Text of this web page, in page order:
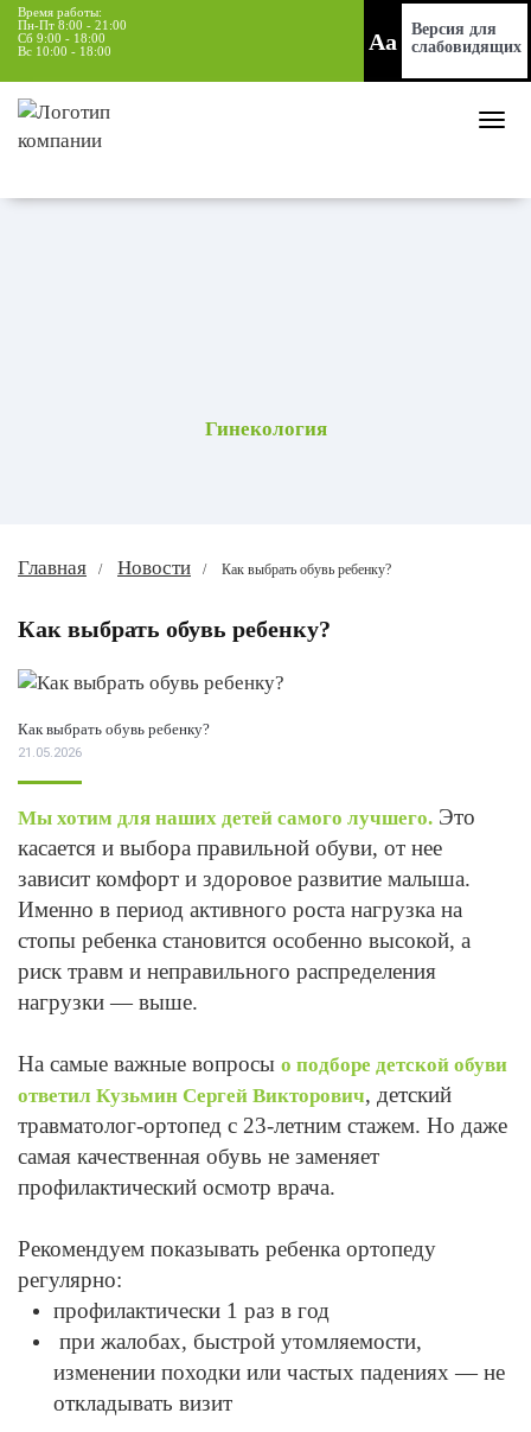
Время работы:
Пн-Пт 8:00 - 21:00
Сб 9:00 - 18:00
Вс 10:00 - 18:00
Aa
Версия для
слабовидящих
Гинекология
Главная Новости Как выбрать обувь ребенку?
Как выбрать обувь ребенку?
Как выбрать обувь ребенку?
21.05.2026
Мы хотим для наших детей самого лучшего. Это
касается и выбора правильной обуви, от нее
зависит комфорт и здоровое развитие малыша.
Именно в период активного роста нагрузка на
стопы ребенка становится особенно высокой, а
риск травм и неправильного распределения
нагрузки — выше.
На самые важные вопросы о подборе детской обуви
ответил Кузьмин Сергей Викторович, детский
травматолог-ортопед с 23-летним стажем. Но даже
самая качественная обувь не заменяет
профилактический осмотр врача.
Рекомендуем показывать ребенка ортопеду
регулярно:
профилактически 1 раз в год
при жалобах, быстрой утомляемости,
изменении походки или частых падениях — не
откладывать визит